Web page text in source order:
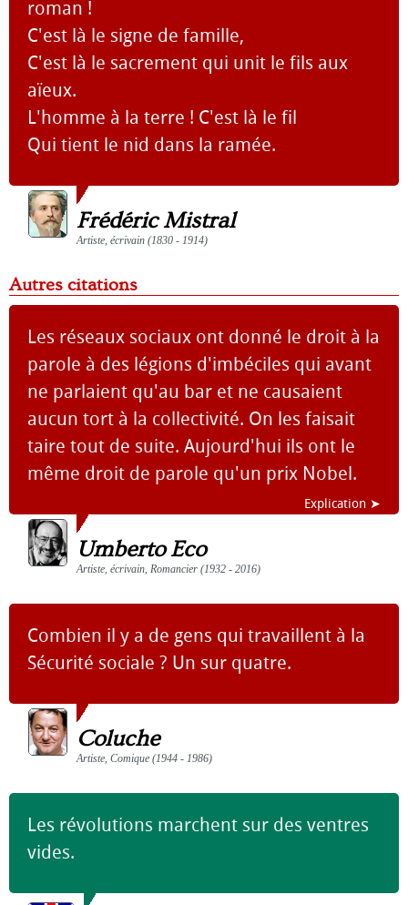
roman !
C'est là le signe de famille,
C'est là le sacrement qui unit le fils aux
aïeux.
L'homme à la terre ! C'est là le fil
Qui tient le nid dans la ramée.
Frédéric Mistral
Artiste, écrivain (1830 - 1914)
Autres citations
Les réseaux sociaux ont donné le droit à la
parole à des légions d'imbéciles qui avant
ne parlaient qu'au bar et ne causaient
aucun tort à la collectivité. On les faisait
taire tout de suite. Aujourd'hui ils ont le
même droit de parole qu'un prix Nobel.
Explication ➤
Umberto Eco
Artiste, écrivain, Romancier (1932 - 2016)
Combien il y a de gens qui travaillent à la
Sécurité sociale ? Un sur quatre.
Coluche
Artiste, Comique (1944 - 1986)
Les révolutions marchent sur des ventres
vides.